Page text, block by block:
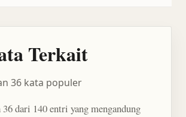
Terkait
36 kata populer
dari 140 entri yang mengandung